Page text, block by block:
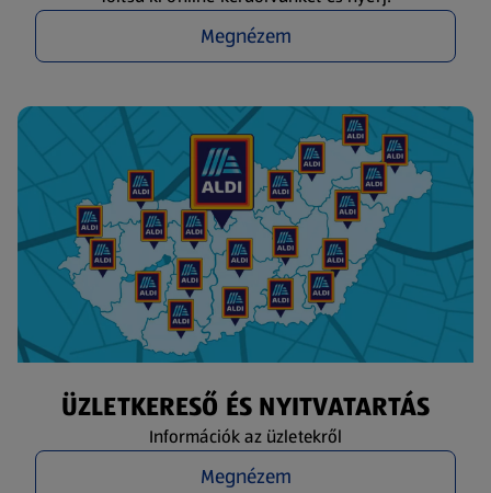
Megnézem
ÜZLETKERESŐ ÉS NYITVATARTÁS
Információk az üzletekről
Megnézem